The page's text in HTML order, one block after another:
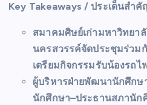
Key Takeaways / ประเด็นสำคั
สมาคมศิษย์เก่ามหาวิทยา
นครสวรรค์จัดประชุมร่วม
เตรียมกิจกรรมรับน้องรถไ
ผู้บริหารฝ่ายพัฒนานักศึกษ
นักศึกษา–ประธานสภานัก